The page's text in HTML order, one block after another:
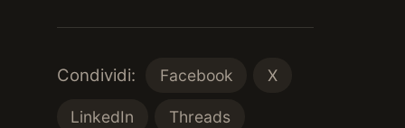
Condividi: Facebook X
LinkedIn Threads